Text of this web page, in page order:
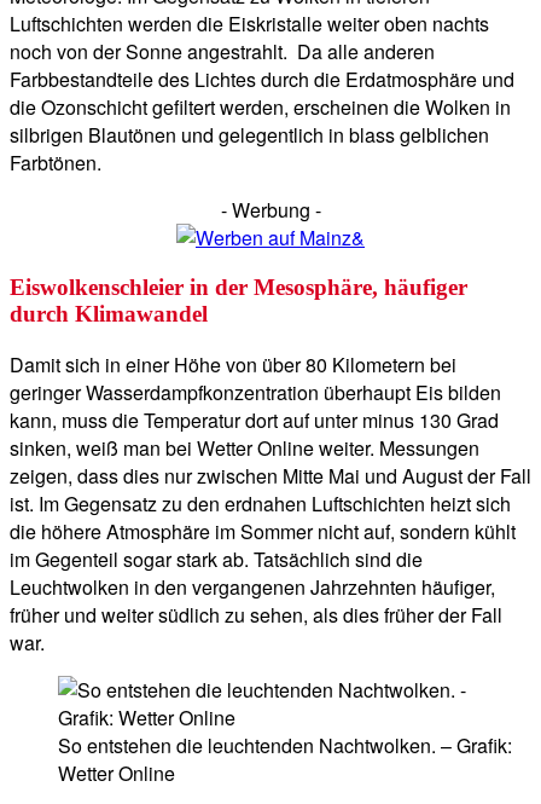
Luftschichten werden die Eiskristalle weiter oben nachts
noch von der Sonne angestrahlt. Da alle anderen
Farbbestandteile des Lichtes durch die Erdatmosphäre und
die Ozonschicht gefiltert werden, erscheinen die Wolken in
silbrigen Blautönen und gelegentlich in blass gelblichen
Farbtönen.
- Werbung -
Eiswolkenschleier in der Mesosphäre, häufiger
durch Klimawandel
Damit sich in einer Höhe von über 80 Kilometern bei
geringer Wasserdampfkonzentration überhaupt Eis bilden
kann, muss die Temperatur dort auf unter minus 130 Grad
sinken, weiß man bei Wetter Online weiter. Messungen
zeigen, dass dies nur zwischen Mitte Mai und August der Fall
ist. Im Gegensatz zu den erdnahen Luftschichten heizt sich
die höhere Atmosphäre im Sommer nicht auf, sondern kühlt
im Gegenteil sogar stark ab. Tatsächlich sind die
Leuchtwolken in den vergangenen Jahrzehnten häufiger,
früher und weiter südlich zu sehen, als dies früher der Fall
war.
So entstehen die leuchtenden Nachtwolken. – Grafik:
Wetter Online